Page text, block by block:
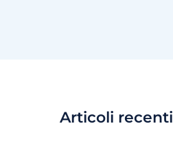
Articoli recenti